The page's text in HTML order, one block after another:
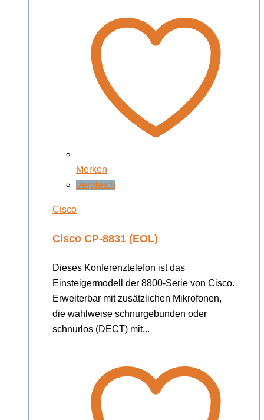
Merken
Vergleich
Cisco
Cisco CP-8831 (EOL)
Dieses Konferenztelefon ist das
Einsteigermodell der 8800-Serie von Cisco.
Erweiterbar mit zusätzlichen Mikrofonen,
die wahlweise schnurgebunden oder
schnurlos (DECT) mit...